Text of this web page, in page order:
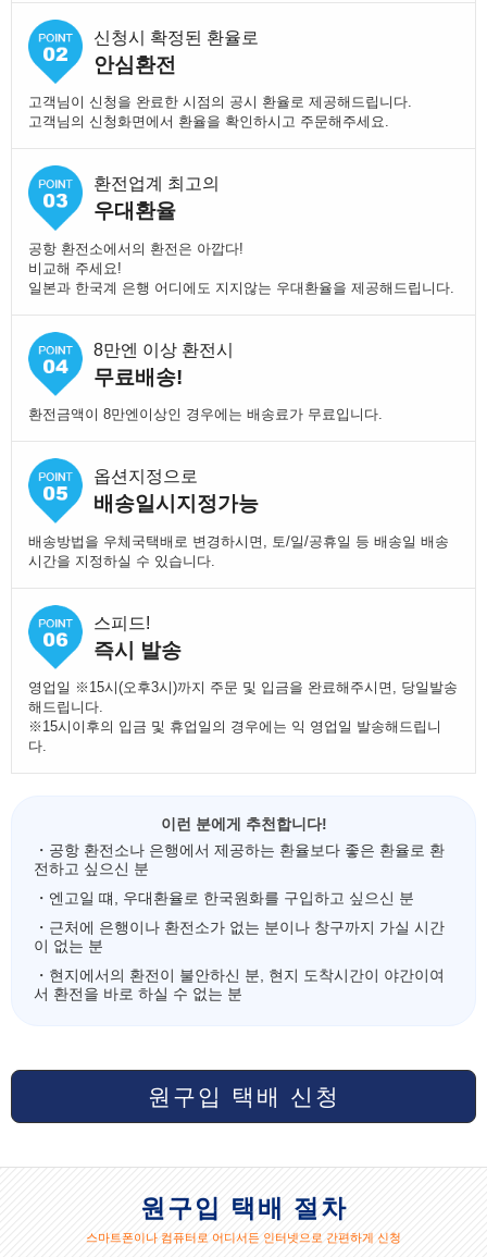
신청시 확정된 환율로
안심환전
고객님이 신청을 완료한 시점의 공시 환율로 제공해드립니다.
고객님의 신청화면에서 환율을 확인하시고 주문해주세요.
환전업계 최고의
우대환율
공항 환전소에서의 환전은 아깝다!
비교해 주세요!
일본과 한국계 은행 어디에도 지지않는 우대환율을 제공해드립니다.
8만엔 이상 환전시
무료배송!
환전금액이 8만엔이상인 경우에는 배송료가 무료입니다.
옵션지정으로
배송일시지정가능
배송방법을 우체국택배로 변경하시면, 토/일/공휴일 등 배송일 배송
시간을 지정하실 수 있습니다.
스피드!
즉시 발송
영업일 ※15시(오후3시)까지 주문 및 입금을 완료해주시면, 당일발송
해드립니다.
※15시이후의 입금 및 휴업일의 경우에는 익 영업일 발송해드립니
다.
이런 분에게 추천합니다!
・공항 환전소나 은행에서 제공하는 환율보다 좋은 환율로 환
전하고 싶으신 분
・엔고일 떄, 우대환율로 한국원화를 구입하고 싶으신 분
・근처에 은행이나 환전소가 없는 분이나 창구까지 가실 시간
이 없는 분
・현지에서의 환전이 불안하신 분, 현지 도착시간이 야간이여
서 환전을 바로 하실 수 없는 분
원구입 택배 신청
원구입 택배 절차
스마트폰이나 컴퓨터로 어디서든 인터넷으로 간편하게 신청